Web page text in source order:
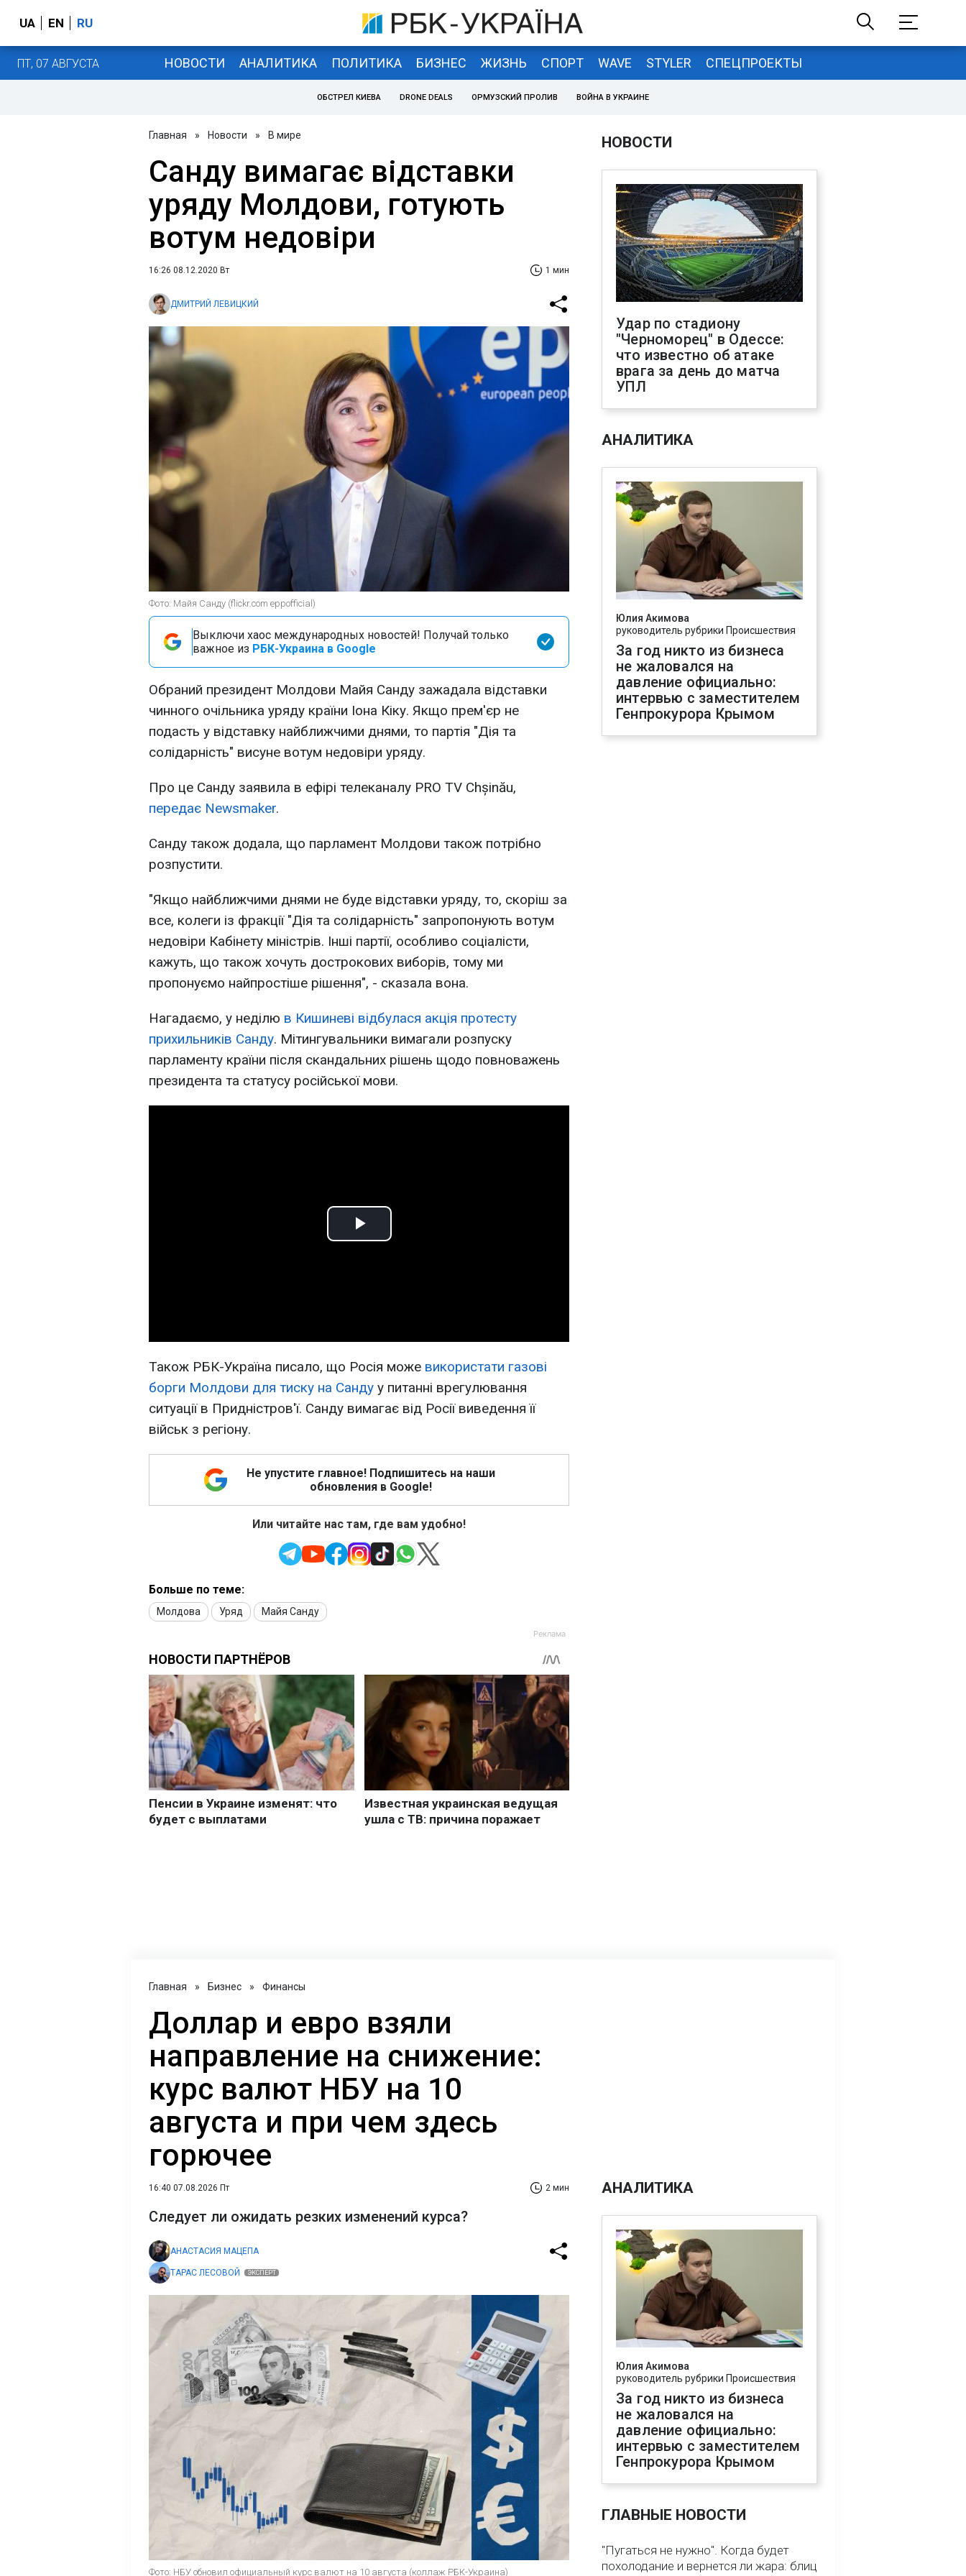
UA EN RU
ПТ, 07 АВГУСТА НОВОСТИ АНАЛИТИКА ПОЛИТИКА БИЗНЕС ЖИЗНЬ СПОРТ WAVE STYLER СПЕЦПРОЕКТЫ
ОБСТРЕЛ КИЕВА DRONE DEALS ОРМУЗСКИЙ ПРОЛИВ ВОЙНА В УКРАИНЕ
Главная » Новости » В мире
Санду вимагає відставки
уряду Молдови, готують
вотум недовіри
16:26 08.12.2020 Вт 1 мин
ДМИТРИЙ ЛЕВИЦКИЙ
Фото: Майя Санду (flickr.com eppofficial)
Выключи хаос международных новостей! Получай только
важное из РБК-Украина в Google
Обраний президент Молдови Майя Санду зажадала відставки
чинного очільника уряду країни Іона Кіку. Якщо прем'єр не
подасть у відставку найближчими днями, то партія "Дія та
солідарність" висуне вотум недовіри уряду.
Про це Санду заявила в ефірі телеканалу PRO TV Chșinău,
передає Newsmaker.
Санду також додала, що парламент Молдови також потрібно
розпустити.
"Якщо найближчими днями не буде відставки уряду, то, скоріш за
все, колеги із фракції "Дія та солідарність" запропонують вотум
недовіри Кабінету міністрів. Інші партії, особливо соціалісти,
кажуть, що також хочуть дострокових виборів, тому ми
пропонуємо найпростіше рішення", - сказала вона.
Нагадаємо, у неділю в Кишиневі відбулася акція протесту
прихильників Санду. Мітингувальники вимагали розпуску
парламенту країни після скандальних рішень щодо повноважень
президента та статусу російської мови.
Play
Також РБК-Україна писало, що Росія може використати газові
борги Молдови для тиску на Санду у питанні врегулювання
ситуації в Придністров'ї. Санду вимагає від Росії виведення її
військ з регіону.
Не упустите главное! Подпишитесь на наши
обновления в Google!
Или читайте нас там, где вам удобно!
Больше по теме:
Молдова Уряд Майя Санду
НОВОСТИ
Удар по стадиону
"Черноморец" в Одессе:
что известно об атаке
врага за день до матча
УПЛ
АНАЛИТИКА
Юлия Акимова
руководитель рубрики Происшествия
За год никто из бизнеса
не жаловался на
давление официально:
интервью с заместителем
Генпрокурора Крымом
Главная » Бизнес » Финансы
Доллар и евро взяли
направление на снижение:
курс валют НБУ на 10
августа и при чем здесь
горючее
16:40 07.08.2026 Пт 2 мин
Следует ли ожидать резких изменений курса?
АНАСТАСИЯ МАЦЕПА
ТАРАС ЛЕСОВОЙ ЭКСПЕРТ
Фото: НБУ обновил официальный курс валют на 10 августа (коллаж РБК-Украина)
АНАЛИТИКА
Юлия Акимова
руководитель рубрики Происшествия
За год никто из бизнеса
не жаловался на
давление официально:
интервью с заместителем
Генпрокурора Крымом
ГЛАВНЫЕ НОВОСТИ
"Пугаться не нужно". Когда будет
похолодание и вернется ли жара: блиц